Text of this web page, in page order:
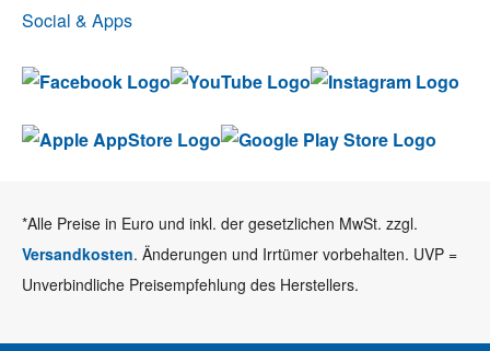
Social & Apps
*Alle Preise in Euro und inkl. der gesetzlichen MwSt. zzgl.
Versandkosten. Änderungen und Irrtümer vorbehalten. UVP =
Unverbindliche Preisempfehlung des Herstellers.